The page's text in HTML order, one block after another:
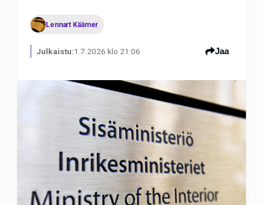
Lennart Käämer
Julkaistu:1.7.2026 klo 21:06 Jaa